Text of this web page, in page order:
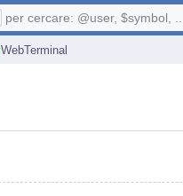
WebTerminal
per cercare: @user, $symbol, ...